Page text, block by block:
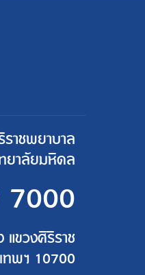
าชพยาบาล
ยาลัยมหิดล
ขวงศิริราช
ทพฯ 10700